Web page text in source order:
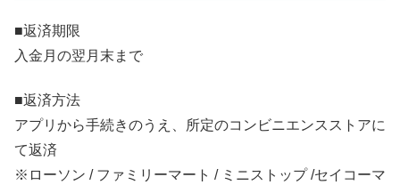
■返済期限
入金月の翌月末まで
■返済方法
アプリから手続きのうえ、所定のコンビニエンスストアに
て返済
※ローソン / ファミリーマート / ミニストップ /セイコーマ